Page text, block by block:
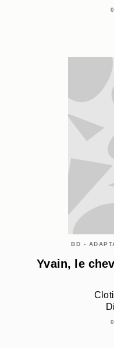
BD -
Yvain, le